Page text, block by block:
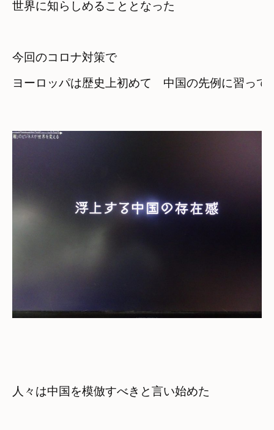
世界に知らしめることとなった
今回のコロナ対策で
ヨーロッパは歴史上初めて　中国の先例に習って
人々は中国を模倣すべきと言い始めた